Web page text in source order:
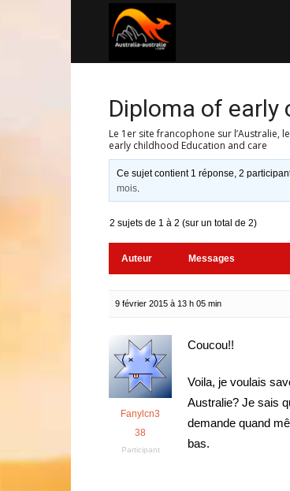
Diploma of early
Le 1er site francophone sur l’Australie,
early childhood Education and care
Ce sujet contient 1 réponse, 2
mois.
2 sujets de 1 à 2 (sur un total de 2)
Auteur Messages
9 février 2015 à 13 h 05 min
Fanylcn3
38
Participant
Coucou!!
Voila, je voulais
Australie? Je sais
demande quand
bas.